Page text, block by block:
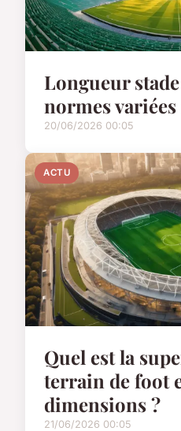
Longueur
normes
20/06/2026 00:05
ACTU
Quel est la
terrain de foot
dimensions ?
21/06/2026 00:05